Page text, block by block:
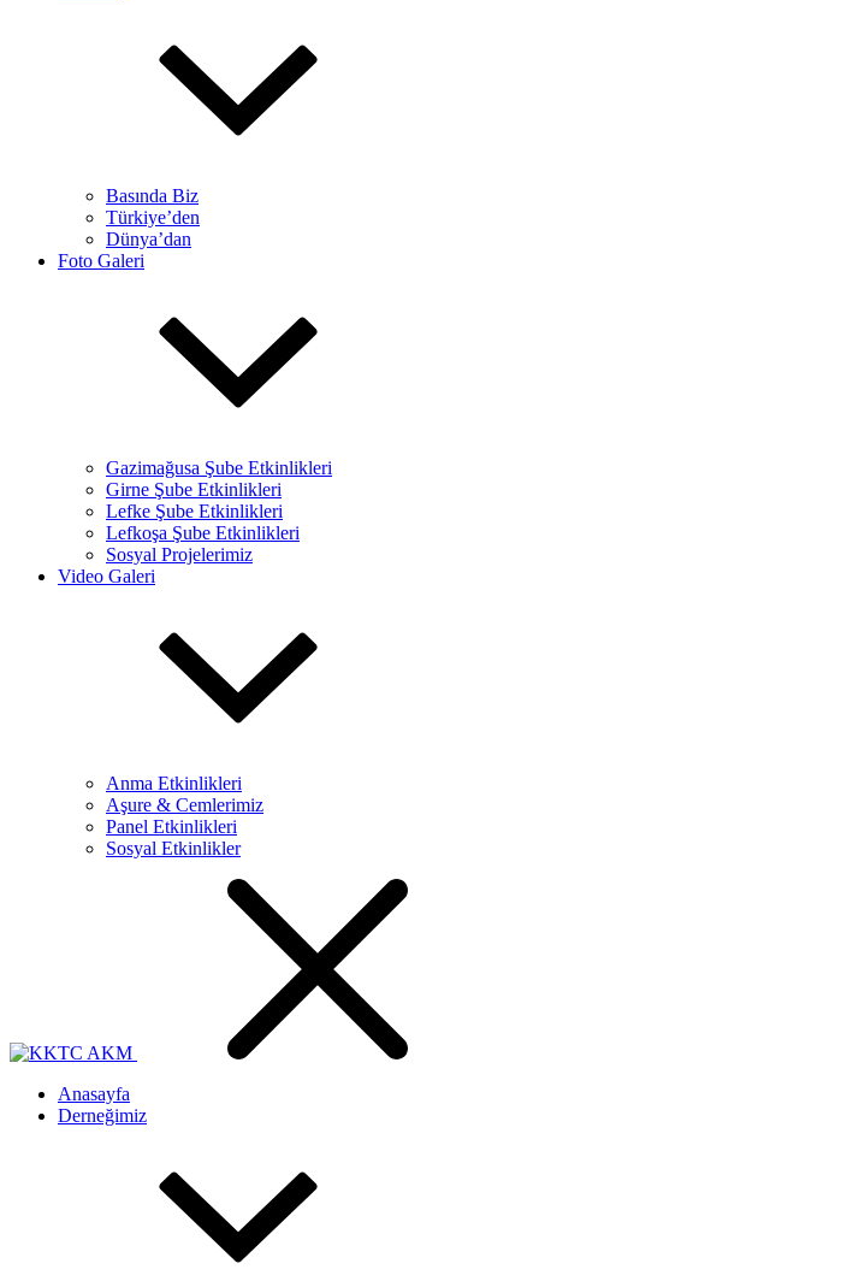
Basında Biz
Türkiye’den
Dünya’dan
Foto Galeri
Gazimağusa Şube Etkinlikleri
Girne Şube Etkinlikleri
Lefke Şube Etkinlikleri
Lefkoşa Şube Etkinlikleri
Sosyal Projelerimiz
Video Galeri
Anma Etkinlikleri
Aşure & Cemlerimiz
Panel Etkinlikleri
Sosyal Etkinlikler
Anasayfa
Derneğimiz